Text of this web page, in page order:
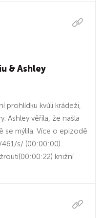
& Ashley
prohlídku kvůli krádeži,
Ashley věřila, že našla
se mýlila. Více o epizodě
s/ (00:00:00)
knižní